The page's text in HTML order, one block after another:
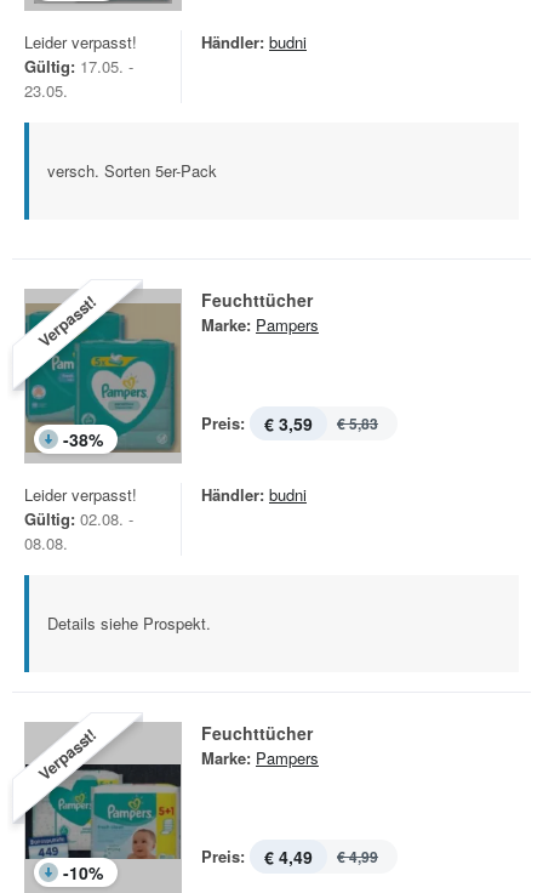
Leider verpasst!
Gültig: 17.05. -
23.05.
Händler: budni
versch. Sorten 5er-Pack
Verpasst!
-38%
Feuchttücher
Marke: Pampers
Preis: € 3,59 € 5,83
Leider verpasst!
Gültig: 02.08. -
08.08.
Händler: budni
Details siehe Prospekt.
Verpasst!
-10%
Feuchttücher
Marke: Pampers
Preis: € 4,49 € 4,99